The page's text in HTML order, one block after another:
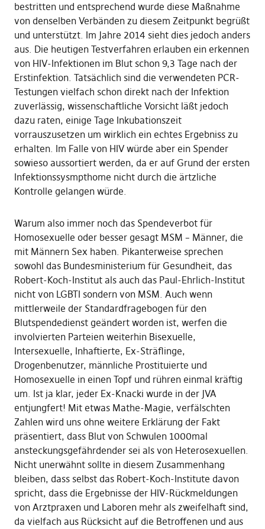
bestritten und entsprechend wurde diese Maßnahme
von denselben Verbänden zu diesem Zeitpunkt begrüßt
und unterstützt. Im Jahre 2014 sieht dies jedoch anders
aus. Die heutigen Testverfahren erlauben ein erkennen
von HIV-Infektionen im Blut schon 9,3 Tage nach der
Erstinfektion. Tatsächlich sind die verwendeten PCR-
Testungen vielfach schon direkt nach der Infektion
zuverlässig, wissenschaftliche Vorsicht läßt jedoch
dazu raten, einige Tage Inkubationszeit
vorrauszusetzen um wirklich ein echtes Ergebniss zu
erhalten. Im Falle von HIV würde aber ein Spender
sowieso aussortiert werden, da er auf Grund der ersten
Infektionssysmpthome nicht durch die ärtzliche
Kontrolle gelangen würde.
Warum also immer noch das Spendeverbot für
Homosexuelle oder besser gesagt MSM – Männer, die
mit Männern Sex haben. Pikanterweise sprechen
sowohl das Bundesministerium für Gesundheit, das
Robert-Koch-Institut als auch das Paul-Ehrlich-Institut
nicht von LGBTI sondern von MSM. Auch wenn
mittlerweile der Standardfragebogen für den
Blutspendedienst geändert worden ist, werfen die
involvierten Parteien weiterhin Bisexuelle,
Intersexuelle, Inhaftierte, Ex-Sträflinge,
Drogenbenutzer, männliche Prostituierte und
Homosexuelle in einen Topf und rühren einmal kräftig
um. Ist ja klar, jeder Ex-Knacki wurde in der JVA
entjungfert! Mit etwas Mathe-Magie, verfälschten
Zahlen wird uns ohne weitere Erklärung der Fakt
präsentiert, dass Blut von Schwulen 1000mal
ansteckungsgefährdender sei als von Heterosexuellen.
Nicht unerwähnt sollte in diesem Zusammenhang
bleiben, dass selbst das Robert-Koch-Institute davon
spricht, dass die Ergebnisse der HIV-Rückmeldungen
von Arztpraxen und Laboren mehr als zweifelhaft sind,
da vielfach aus Rücksicht auf die Betroffenen und aus